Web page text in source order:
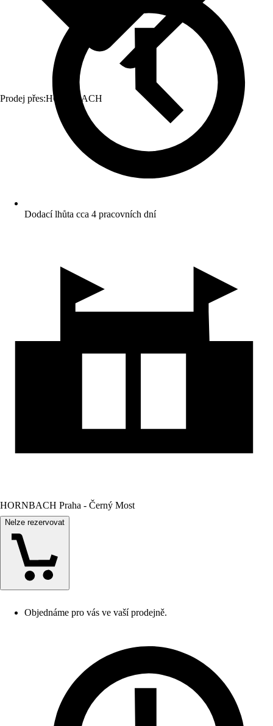
Prodej přes:HORNBACH
Dodací lhůta cca 4 pracovních dní
HORNBACH Praha - Černý Most
Nelze rezervovat
Objednáme pro vás ve vaší prodejně.